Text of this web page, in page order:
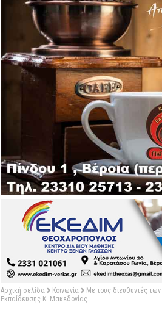
Αρχική σελίδα Κοινωνία
Με τους διευθυντές
Εκπαίδευσης Κ. Μακεδονίας